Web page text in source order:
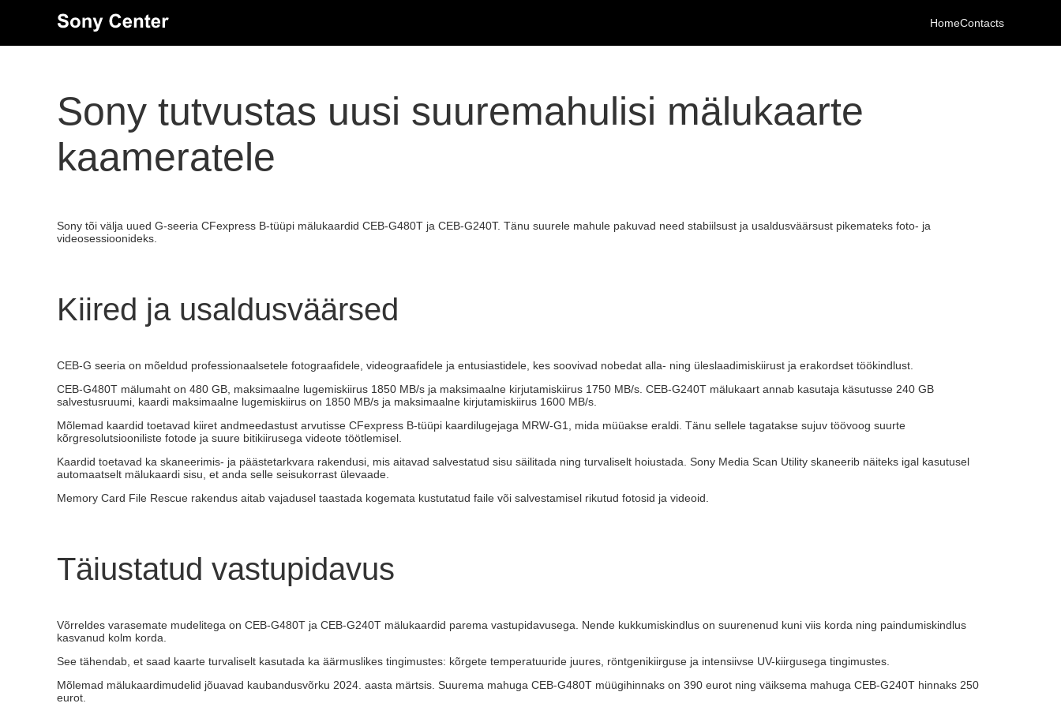
HomeContacts
Sony tutvustas uusi suuremahulisi mälukaarte
kaameratele
Sony tõi välja uued G-seeria CFexpress B-tüüpi mälukaardid CEB-G480T ja CEB-G240T. Tänu suurele mahule pakuvad need stabiilsust ja usaldusväärsust pikemateks foto- ja
videosessioonideks.
Kiired ja usaldusväärsed
CEB-G seeria on mõeldud professionaalsetele fotograafidele, videograafidele ja entusiastidele, kes soovivad nobedat alla- ning üleslaadimiskiirust ja erakordset töökindlust.
CEB-G480T mälumaht on 480 GB, maksimaalne lugemiskiirus 1850 MB/s ja maksimaalne kirjutamiskiirus 1750 MB/s. CEB-G240T mälukaart annab kasutaja käsutusse 240 GB
salvestusruumi, kaardi maksimaalne lugemiskiirus on 1850 MB/s ja maksimaalne kirjutamiskiirus 1600 MB/s.
Mõlemad kaardid toetavad kiiret andmeedastust arvutisse CFexpress B-tüüpi kaardilugejaga MRW-G1, mida müüakse eraldi. Tänu sellele tagatakse sujuv töövoog suurte
kõrgresolutsiooniliste fotode ja suure bitikiirusega videote töötlemisel.
Kaardid toetavad ka skaneerimis- ja päästetarkvara rakendusi, mis aitavad salvestatud sisu säilitada ning turvaliselt hoiustada. Sony Media Scan Utility skaneerib näiteks igal kasutusel
automaatselt mälukaardi sisu, et anda selle seisukorrast ülevaade.
Memory Card File Rescue rakendus aitab vajadusel taastada kogemata kustutatud faile või salvestamisel rikutud fotosid ja videoid.
Täiustatud vastupidavus
Võrreldes varasemate mudelitega on CEB-G480T ja CEB-G240T mälukaardid parema vastupidavusega. Nende kukkumiskindlus on suurenenud kuni viis korda ning paindumiskindlus
kasvanud kolm korda.
See tähendab, et saad kaarte turvaliselt kasutada ka äärmuslikes tingimustes: kõrgete temperatuuride juures, röntgenikiirguse ja intensiivse UV-kiirgusega tingimustes.
Mõlemad mälukaardimudelid jõuavad kaubandusvõrku 2024. aasta märtsis. Suurema mahuga CEB-G480T müügihinnaks on 390 eurot ning väiksema mahuga CEB-G240T hinnaks 250
eurot.